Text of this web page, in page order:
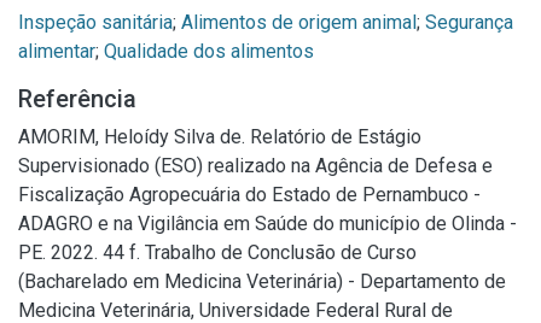
Inspeção sanitária; Alimentos de origem animal; Segurança
alimentar; Qualidade dos alimentos
Referência
AMORIM, Heloídy Silva de. Relatório de Estágio
Supervisionado (ESO) realizado na Agência de Defesa e
Fiscalização Agropecuária do Estado de Pernambuco -
ADAGRO e na Vigilância em Saúde do município de Olinda -
PE. 2022. 44 f. Trabalho de Conclusão de Curso
(Bacharelado em Medicina Veterinária) - Departamento de
Medicina Veterinária, Universidade Federal Rural de